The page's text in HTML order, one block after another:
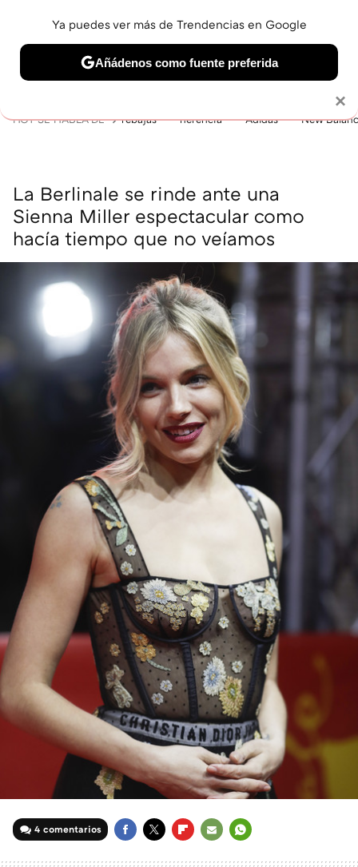
BELLEZA SHOPPING VIAJES GASTRO SNEAKERS
HOY SE HABLA DE rebajas herencia Adidas New
La Berlinale se rinde ante una
Sienna Miller espectacular como
hacía tiempo que no veíamos
4 comentarios
×
Ya puedes ver más de Trendencias en Google
Añádenos como fuente preferida